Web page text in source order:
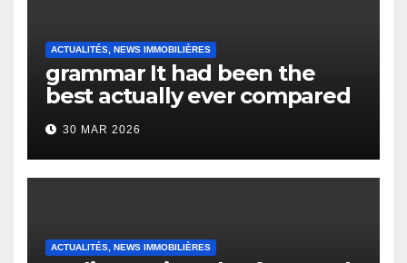
ACTUALITÉS, NEWS IMMOBILIÈRES
grammar It had been the
best actually ever compared
to it’s the top actually?
English Vocabulary Learners
Heap Change
30 MAR 2026
ACTUALITÉS, NEWS IMMOBILIÈRES